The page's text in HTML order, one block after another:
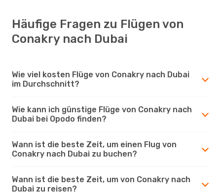
Häufige Fragen zu Flügen von
Conakry nach Dubai
Wie viel kosten Flüge von Conakry nach Dubai
im Durchschnitt?
Wie kann ich günstige Flüge von Conakry nach
Dubai bei Opodo finden?
Wann ist die beste Zeit, um einen Flug von
Conakry nach Dubai zu buchen?
Wann ist die beste Zeit, um von Conakry nach
Dubai zu reisen?